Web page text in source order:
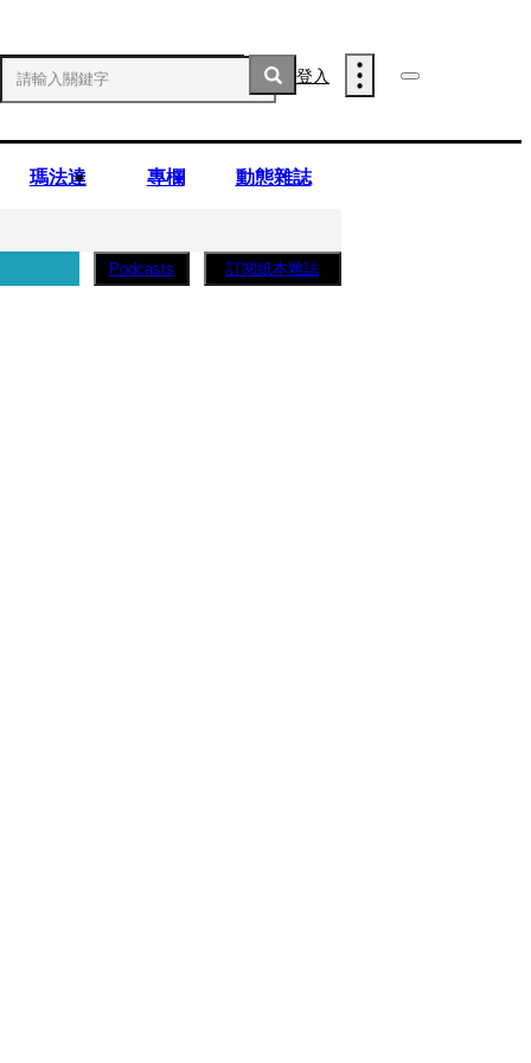
登入
瑪法達 專欄 動態雜誌
Podcasts 訂閱紙本雜誌